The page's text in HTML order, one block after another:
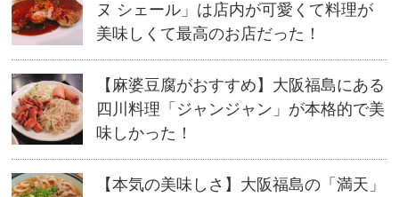
す)
ヌ シェール」は店内が可愛くて料理が
美味しくて最高のお店だった！
【麻婆豆腐がおすすめ】大阪福島にある
四川料理「ジャンジャン」が本格的で美
味しかった！
【本気の美味しさ】大阪福島の「満天」